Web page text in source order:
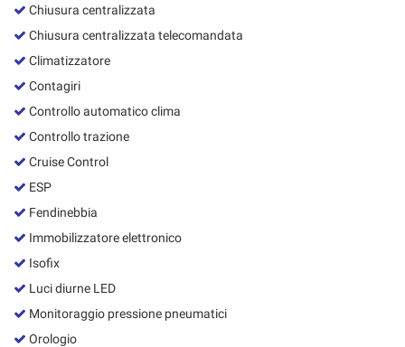
Chiusura centralizzata
Chiusura centralizzata telecomandata
Climatizzatore
Contagiri
Controllo automatico clima
Controllo trazione
Cruise Control
ESP
Fendinebbia
Immobilizzatore elettronico
Isofix
Luci diurne LED
Monitoraggio pressione pneumatici
Orologio